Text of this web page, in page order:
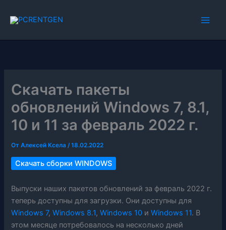
Скачать пакеты
обновлений Windows 7, 8.1,
10 и 11 за февраль 2022 г.
ОтАлексей Ксела/18.02.2022
Скачать сборки WINDOWS
Выпуски наших пакетов обновлений за февраль 2022 г.
теперь доступны для загрузки. Они доступны для
Windows 7,Windows 8.1,Windows 10 иWindows 11. В
этом месяце потребовалось на несколько дней